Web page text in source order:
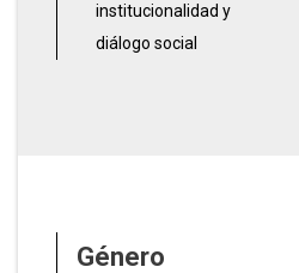
institucionalidad y
diálogo social
Género